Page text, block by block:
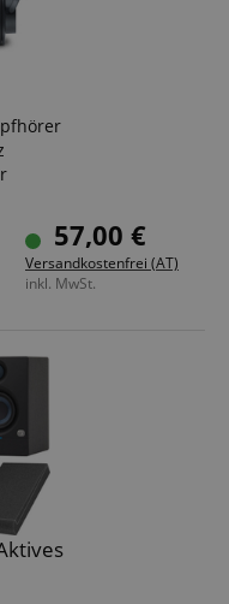
beweglich
57,00 €
Versandkostenfrei (AT)
inkl. MwSt.